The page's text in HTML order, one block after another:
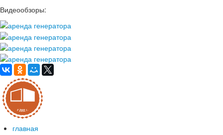
Видеообзоры:
главная